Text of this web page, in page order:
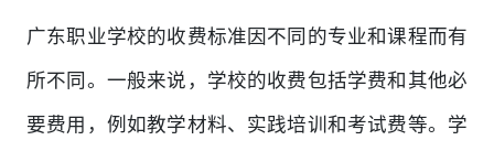
广东职业学校的收费标准因不同的专业和课程而有
所不同。一般来说，学校的收费包括学费和其他必
要费用，例如教学材料、实践培训和考试费等。学